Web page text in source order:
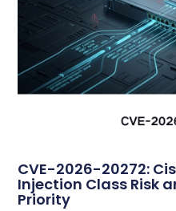
CVE-2026-20272:
Injection Class Risk
Priority